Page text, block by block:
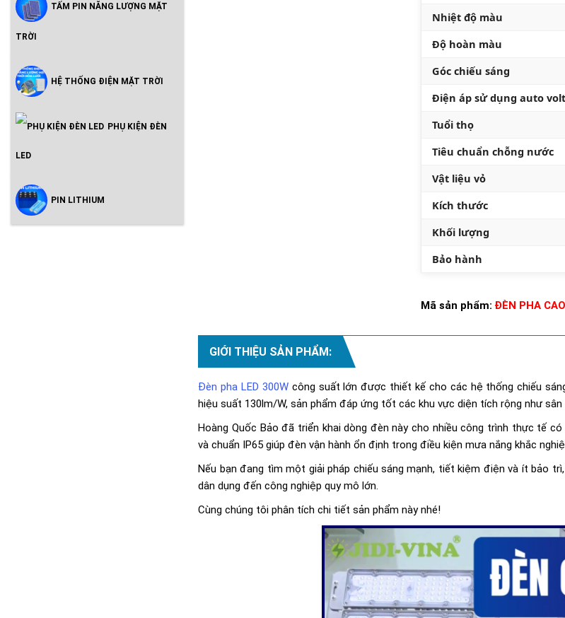
TẤM PIN NĂNG LƯỢNG MẶT
TRỜI
HỆ THỐNG ĐIỆN MẶT TRỜI
Inveter Hòa Lưới Có Lưu Trữ -
PHỤ KIỆN ĐÈN
LED
PIN LITHIUM
Nhiệt độ màu
Độ hoàn màu
Góc chiếu sáng
Điện áp sử dụng auto volt
Tuổi thọ
Tiêu chuẩn chỗng nước
Vật liệu vỏ
Kích thước
Khối lượng
Bảo hành
Mã sản phẩm: ĐÈN PHA
GIỚI THIỆU SẢN PHẨM:
Đèn pha LED 300Wcông suất lớn được thiết kế cho các hệ thống chiếu
hiệu suất 130lm/W, sản phẩm đáp ứng tốt các khu vực diện tích rộng như sân
Hoàng Quốc Bảo đã triển khai dòng đèn này cho nhiều công trình thực tế có
và chuẩn IP65 giúp đèn vận hành ổn định trong điều kiện mưa nắng khắc
Nếu bạn đang tìm một giải pháp chiếu sáng mạnh, tiết kiệm điện và ít bảo
dân dụng đến công nghiệp quy mô lớn.
Cùng chúng tôi phân tích chi tiết sản phẩm này nhé!